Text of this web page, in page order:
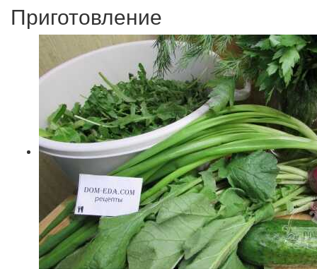
Приготовление